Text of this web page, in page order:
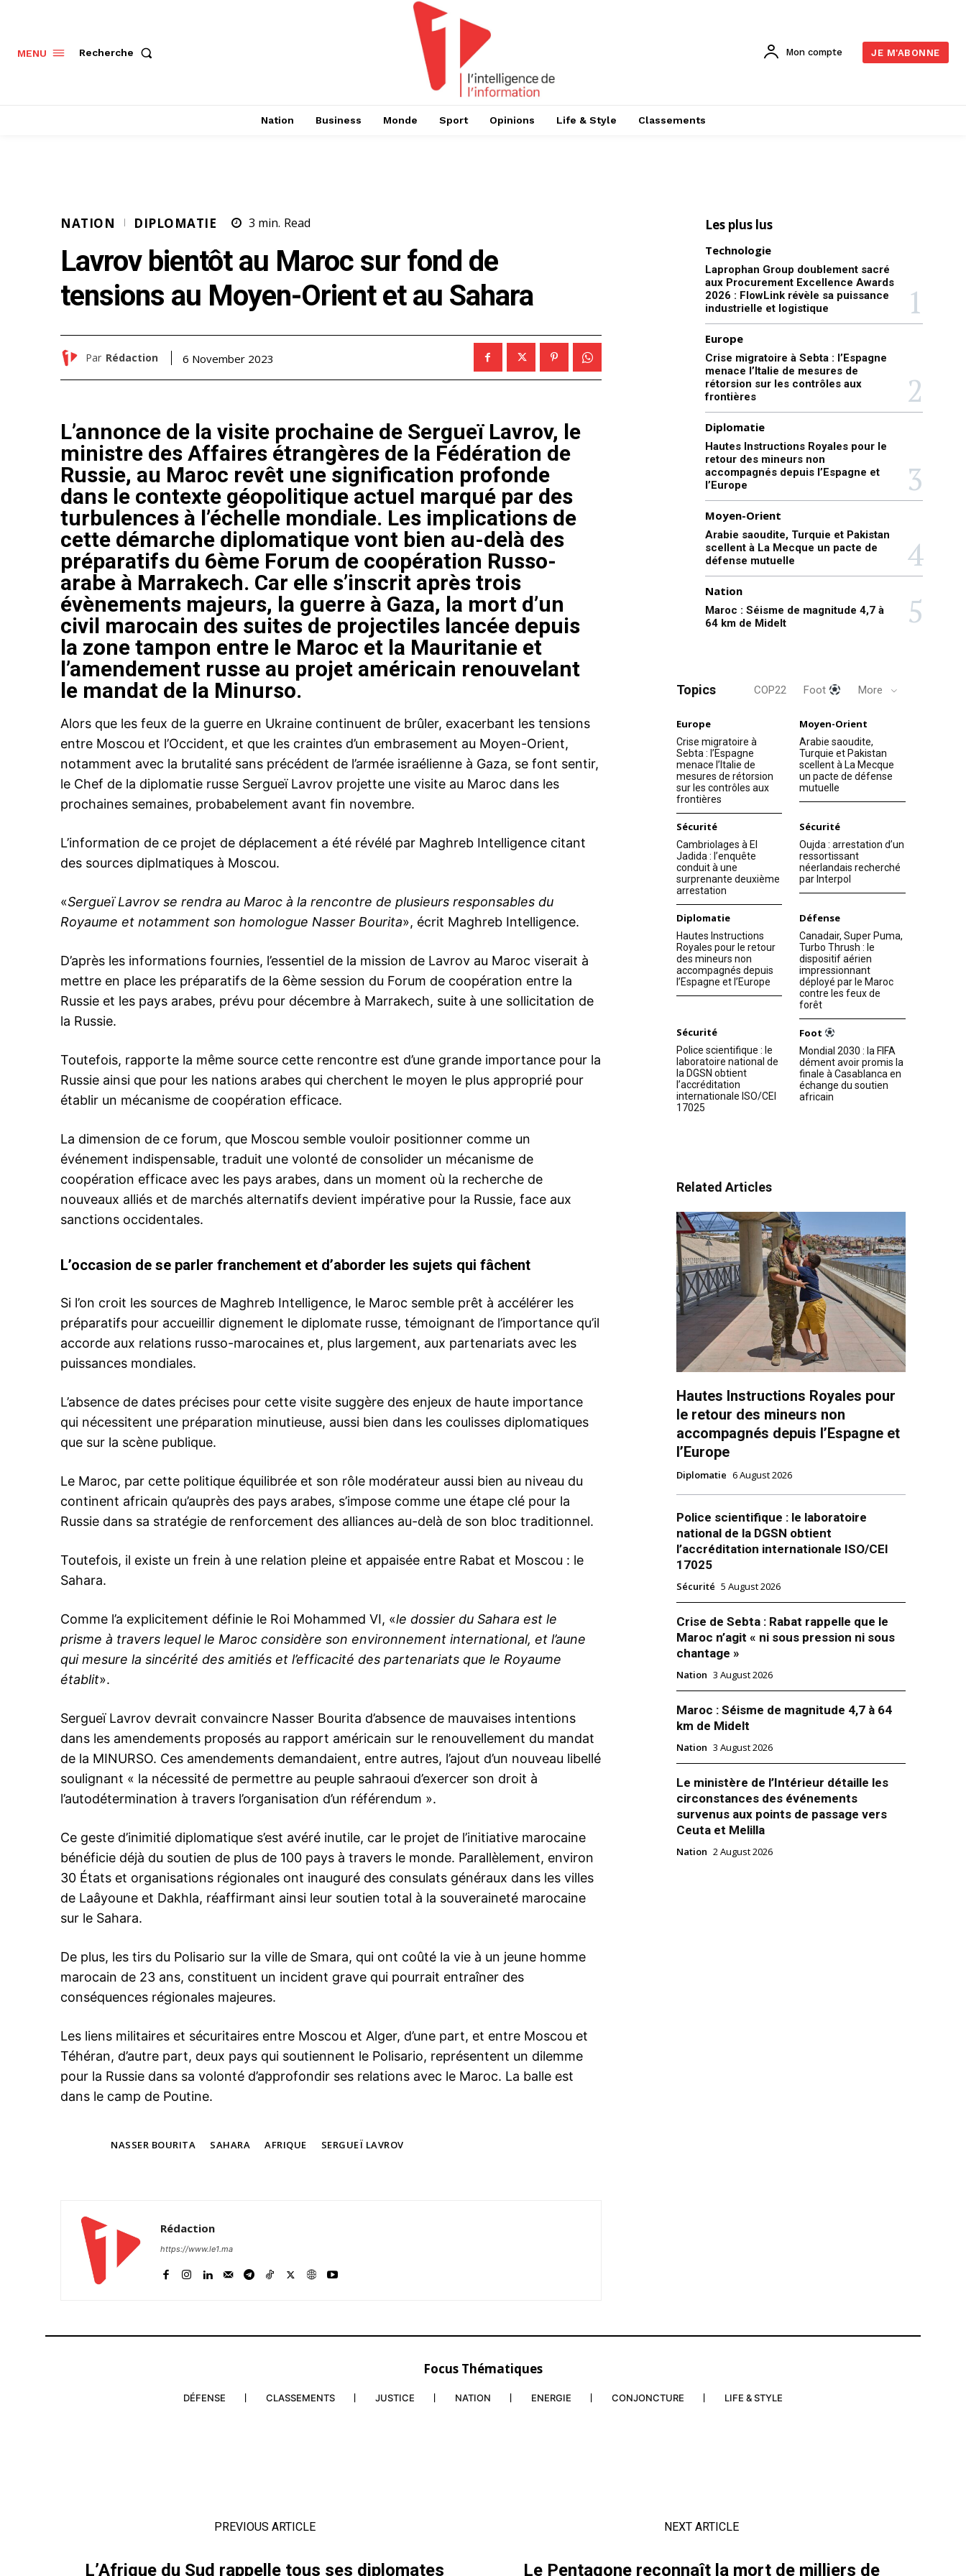
l'information
Insight Publications
Nous contacter
Formules d’abonnement
des travaux du Forum de
coopération Russie-Monde arabe
20 December 2023
In "Russie"
objectifs multiples
Le ministre russe des Affaires étrangères,
Sergueï Lavrov, a été reçu vendredi en
audience par le roi Mohammed VI dans le
cadre de la visite de travail que le chef de
la diplomatie russe effectue dans le
royaume. Arrivé jeudi soir au Maroc,
deuxième étape de sa tournée maghrébine
25 January 2019
In "Diplomatie"
Maroc–Russie : convergence autour d’une
lecture non entravante du droit
international sur la question du Sahara
In "Diplomatie"
MENU Recherche Mon compte JE M'ABONNE
Nation Business Monde Sport Opinions Life & Style Classements
NATION DIPLOMATIE 3 min. Read
Lavrov bientôt au Maroc sur fond de
tensions au Moyen-Orient et au Sahara
Par Rédaction 6 November 2023
L’annonce de la visite prochaine de Sergueï Lavrov, le
ministre des Affaires étrangères de la Fédération de
Russie, au Maroc revêt une signification profonde
dans le contexte géopolitique actuel marqué par des
turbulences à l’échelle mondiale. Les implications de
cette démarche diplomatique vont bien au-delà des
préparatifs du 6ème Forum de coopération Russo-
arabe à Marrakech. Car elle s’inscrit après trois
évènements majeurs, la guerre à Gaza, la mort d’un
civil marocain des suites de projectiles lancée depuis
la zone tampon entre le Maroc et la Mauritanie et
l’amendement russe au projet américain renouvelant
le mandat de la Minurso.
Alors que les feux de la guerre en Ukraine continuent de brûler, exacerbant les tensions
entre Moscou et l’Occident, et que les craintes d’un embrasement au Moyen-Orient,
notamment avec la brutalité sans précédent de l’armée israélienne à Gaza, se font sentir,
le Chef de la diplomatie russe Sergueï Lavrov projette une visite au Maroc dans les
prochaines semaines, probabelement avant fin novembre.
L’information de ce projet de déplacement a été révélé par Maghreb Intelligence citant
des sources diplmatiques à Moscou.
«Sergueï Lavrov se rendra au Maroc à la rencontre de plusieurs responsables du
Royaume et notamment son homologue Nasser Bourita», écrit Maghreb Intelligence.
D’après les informations fournies, l’essentiel de la mission de Lavrov au Maroc viserait à
mettre en place les préparatifs de la 6ème session du Forum de coopération entre la
Russie et les pays arabes, prévu pour décembre à Marrakech, suite à une sollicitation de
la Russie.
Toutefois, rapporte la même source cette rencontre est d’une grande importance pour la
Russie ainsi que pour les nations arabes qui cherchent le moyen le plus approprié pour
établir un mécanisme de coopération efficace.
La dimension de ce forum, que Moscou semble vouloir positionner comme un
événement indispensable, traduit une volonté de consolider un mécanisme de
coopération efficace avec les pays arabes, dans un moment où la recherche de
nouveaux alliés et de marchés alternatifs devient impérative pour la Russie, face aux
sanctions occidentales.
L’occasion de se parler franchement et d’aborder les sujets qui fâchent
Si l’on croit les sources de Maghreb Intelligence, le Maroc semble prêt à accélérer les
préparatifs pour accueillir dignement le diplomate russe, témoignant de l’importance qu’il
accorde aux relations russo-marocaines et, plus largement, aux partenariats avec les
puissances mondiales.
L’absence de dates précises pour cette visite suggère des enjeux de haute importance
qui nécessitent une préparation minutieuse, aussi bien dans les coulisses diplomatiques
que sur la scène publique.
Le Maroc, par cette politique équilibrée et son rôle modérateur aussi bien au niveau du
continent africain qu’auprès des pays arabes, s’impose comme une étape clé pour la
Russie dans sa stratégie de renforcement des alliances au-delà de son bloc traditionnel.
Toutefois, il existe un frein à une relation pleine et appaisée entre Rabat et Moscou : le
Sahara.
Comme l’a explicitement définie le Roi Mohammed VI, «le dossier du Sahara est le
prisme à travers lequel le Maroc considère son environnement international, et l’aune
qui mesure la sincérité des amitiés et l’efficacité des partenariats que le Royaume
établit».
Sergueï Lavrov devrait convaincre Nasser Bourita d’absence de mauvaises intentions
dans les amendements proposés au rapport américain sur le renouvellement du mandat
de la MINURSO. Ces amendements demandaient, entre autres, l’ajout d’un nouveau libellé
soulignant « la nécessité de permettre au peuple sahraoui d’exercer son droit à
l’autodétermination à travers l’organisation d’un référendum ».
Ce geste d’inimitié diplomatique s’est avéré inutile, car le projet de l’initiative marocaine
bénéficie déjà du soutien de plus de 100 pays à travers le monde. Parallèlement, environ
30 États et organisations régionales ont inauguré des consulats généraux dans les villes
de Laâyoune et Dakhla, réaffirmant ainsi leur soutien total à la souveraineté marocaine
sur le Sahara.
De plus, les tirs du Polisario sur la ville de Smara, qui ont coûté la vie à un jeune homme
marocain de 23 ans, constituent un incident grave qui pourrait entraîner des
conséquences régionales majeures.
Les liens militaires et sécuritaires entre Moscou et Alger, d’une part, et entre Moscou et
Téhéran, d’autre part, deux pays qui soutiennent le Polisario, représentent un dilemme
pour la Russie dans sa volonté d’approfondir ses relations avec le Maroc. La balle est
dans le camp de Poutine.
NASSER BOURITA SAHARA AFRIQUE SERGUEÏ LAVROV
Rédaction
https://www.le1.ma
Les plus lus
Technologie
Laprophan Group doublement sacré
aux Procurement Excellence Awards
2026 : FlowLink révèle sa puissance
industrielle et logistique
Europe
Crise migratoire à Sebta : l’Espagne
menace l’Italie de mesures de
rétorsion sur les contrôles aux
frontières
Diplomatie
Hautes Instructions Royales pour le
retour des mineurs non
accompagnés depuis l’Espagne et
l’Europe
Moyen-Orient
Arabie saoudite, Turquie et Pakistan
scellent à La Mecque un pacte de
défense mutuelle
Nation
Maroc : Séisme de magnitude 4,7 à
64 km de Midelt
Topics COP22 Foot More
Europe
Crise migratoire à
Sebta : l’Espagne
menace l’Italie de
mesures de rétorsion
sur les contrôles aux
frontières
Moyen-Orient
Arabie saoudite,
Turquie et Pakistan
scellent à La Mecque
un pacte de défense
mutuelle
Sécurité
Cambriolages à El
Jadida : l’enquête
conduit à une
surprenante deuxième
arrestation
Sécurité
Oujda : arrestation d’un
ressortissant
néerlandais recherché
par Interpol
Diplomatie
Hautes Instructions
Royales pour le retour
des mineurs non
accompagnés depuis
l’Espagne et l’Europe
Défense
Canadair, Super Puma,
Turbo Thrush : le
dispositif aérien
impressionnant
déployé par le Maroc
contre les feux de
forêt
Sécurité
Police scientifique : le
laboratoire national de
la DGSN obtient
l’accréditation
internationale ISO/CEI
17025
Foot
Mondial 2030 : la FIFA
dément avoir promis la
finale à Casablanca en
échange du soutien
africain
Related Articles
Hautes Instructions Royales pour
le retour des mineurs non
accompagnés depuis l’Espagne et
l’Europe
Diplomatie 6 August 2026
Police scientifique : le laboratoire
national de la DGSN obtient
l’accréditation internationale ISO/CEI
17025
Sécurité 5 August 2026
Crise de Sebta : Rabat rappelle que le
Maroc n’agit « ni sous pression ni sous
chantage »
Nation 3 August 2026
Maroc : Séisme de magnitude 4,7 à 64
km de Midelt
Nation 3 August 2026
Le ministère de l’Intérieur détaille les
circonstances des événements
survenus aux points de passage vers
Ceuta et Melilla
Nation 2 August 2026
Focus Thématiques
DÉFENSE CLASSEMENTS JUSTICE NATION ENERGIE CONJONCTURE LIFE & STYLE
PREVIOUS ARTICLE
L’Afrique du Sud rappelle tous ses diplomates
NEXT ARTICLE
Le Pentagone reconnaît la mort de milliers de